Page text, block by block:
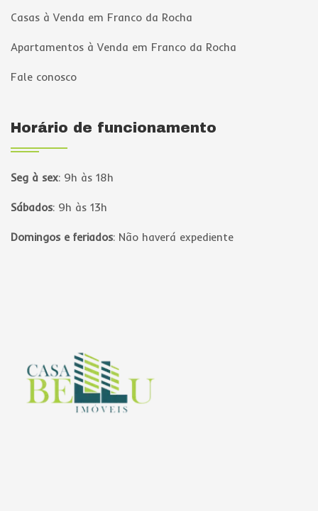
Casas à Venda em Franco da Rocha
Apartamentos à Venda em Franco da Rocha
Fale conosco
Horário de funcionamento
Seg à sex: 9h às 18h
Sábados: 9h às 13h
Domingos e feriados: Não haverá expediente